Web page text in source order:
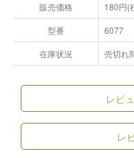
販売価格
180円(
型番
6077
在庫状況
売切れ
レビ
レ